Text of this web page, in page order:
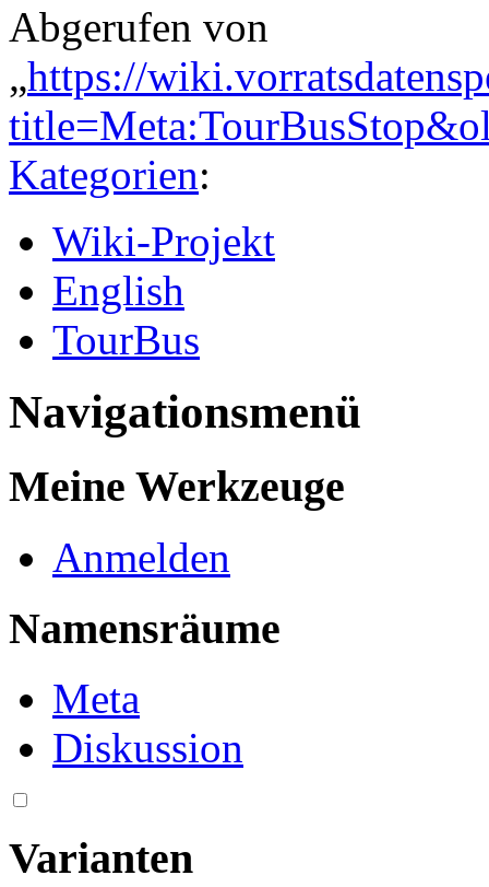
Abgerufen von
„https://
Kategorien:
Wiki-Projekt
English
TourBus
Navigationsmenü
Meine Werkzeuge
Anmelden
Namensräume
Meta
Diskussion
Varianten